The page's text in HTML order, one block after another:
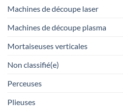
Machines de découpe laser
Machines de découpe plasma
Mortaiseuses verticales
Non classifié(e)
Perceuses
Plieuses